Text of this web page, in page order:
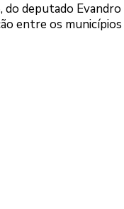
do deputado
entre os